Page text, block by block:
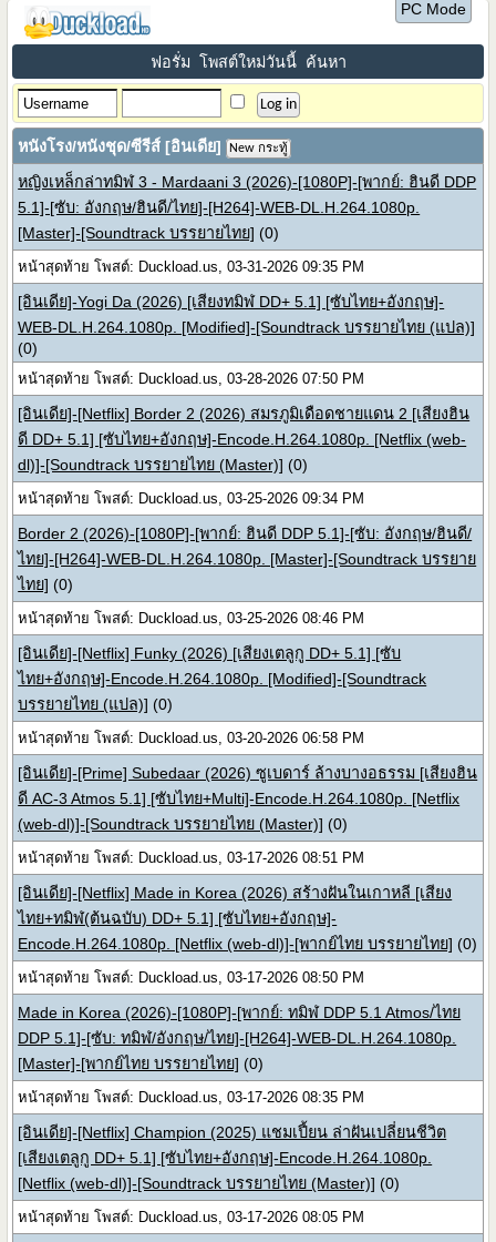
PC Mode
ฟอรั่ม โพสต์ใหม่วันนี้ ค้นหา
หนังโรง/หนังชุด/ซีรีส์ [อินเดีย] New กระทู้
หญิงเหล็กล่าทมิฬ 3 - Mardaani 3 (2026)-[1080P]-[พากย์: ฮินดี DDP
5.1]-[ซับ: อังกฤษ/ฮินดี/ไทย]-[H264]-WEB-DL.H.264.1080p.
[Master]-[Soundtrack บรรยายไทย] (0)
หน้าสุดท้าย โพสต์: Duckload.us, 03-31-2026 09:35 PM
[อินเดีย]-Yogi Da (2026) [เสียงทมิฬ DD+ 5.1] [ซับไทย+อังกฤษ]-
WEB-DL.H.264.1080p. [Modified]-[Soundtrack บรรยายไทย (แปล)]
(0)
หน้าสุดท้าย โพสต์: Duckload.us, 03-28-2026 07:50 PM
[อินเดีย]-[Netflix] Border 2 (2026) สมรภูมิเดือดชายแดน 2 [เสียงฮิน
ดี DD+ 5.1] [ซับไทย+อังกฤษ]-Encode.H.264.1080p. [Netflix (web-
dl)]-[Soundtrack บรรยายไทย (Master)] (0)
หน้าสุดท้าย โพสต์: Duckload.us, 03-25-2026 09:34 PM
Border 2 (2026)-[1080P]-[พากย์: ฮินดี DDP 5.1]-[ซับ: อังกฤษ/ฮินดี/
ไทย]-[H264]-WEB-DL.H.264.1080p. [Master]-[Soundtrack บรรยาย
ไทย] (0)
หน้าสุดท้าย โพสต์: Duckload.us, 03-25-2026 08:46 PM
[อินเดีย]-[Netflix] Funky (2026) [เสียงเตลูกู DD+ 5.1] [ซับ
ไทย+อังกฤษ]-Encode.H.264.1080p. [Modified]-[Soundtrack
บรรยายไทย (แปล)] (0)
หน้าสุดท้าย โพสต์: Duckload.us, 03-20-2026 06:58 PM
[อินเดีย]-[Prime] Subedaar (2026) ซูเบดาร์ ล้างบางอธรรม [เสียงฮิน
ดี AC-3 Atmos 5.1] [ซับไทย+Multi]-Encode.H.264.1080p. [Netflix
(web-dl)]-[Soundtrack บรรยายไทย (Master)] (0)
หน้าสุดท้าย โพสต์: Duckload.us, 03-17-2026 08:51 PM
[อินเดีย]-[Netflix] Made in Korea (2026) สร้างฝันในเกาหลี [เสียง
ไทย+ทมิฬ(ต้นฉบับ) DD+ 5.1] [ซับไทย+อังกฤษ]-
Encode.H.264.1080p. [Netflix (web-dl)]-[พากย์ไทย บรรยายไทย] (0)
หน้าสุดท้าย โพสต์: Duckload.us, 03-17-2026 08:50 PM
Made in Korea (2026)-[1080P]-[พากย์: ทมิฬ DDP 5.1 Atmos/ไทย
DDP 5.1]-[ซับ: ทมิฬ/อังกฤษ/ไทย]-[H264]-WEB-DL.H.264.1080p.
[Master]-[พากย์ไทย บรรยายไทย] (0)
หน้าสุดท้าย โพสต์: Duckload.us, 03-17-2026 08:35 PM
[อินเดีย]-[Netflix] Champion (2025) แชมเปี้ยน ล่าฝันเปลี่ยนชีวิต
[เสียงเตลูกู DD+ 5.1] [ซับไทย+อังกฤษ]-Encode.H.264.1080p.
[Netflix (web-dl)]-[Soundtrack บรรยายไทย (Master)] (0)
หน้าสุดท้าย โพสต์: Duckload.us, 03-17-2026 08:05 PM